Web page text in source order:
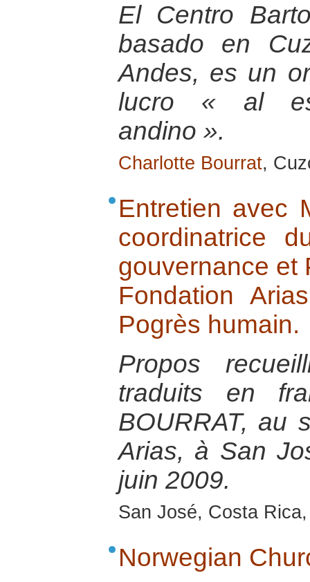
El Centro
basado en
Andes, es un
lucro « al
andino ».
Charlotte Bourrat,
Entretien avec
coordinatrice
gouvernance et
Fondation
Pogrès humain.
Propos
traduits en
BOURRAT, au
Arias, à San
juin 2009.
San José, Costa
Norwegian